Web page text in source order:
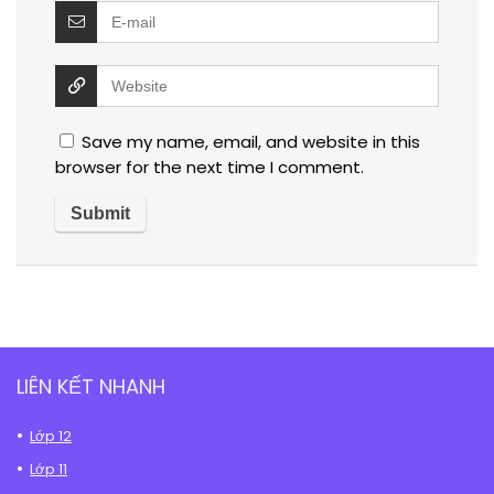
Save my name, email, and website in this
browser for the next time I comment.
LIÊN KẾT NHANH
Lớp 12
Lớp 11